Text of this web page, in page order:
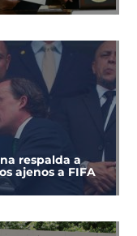
respalda a
ajenos a FIFA